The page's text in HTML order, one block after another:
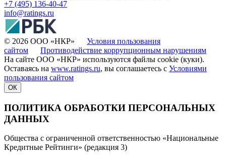
+7 (495) 136-40-47
info@ratings.ru
© 2026 ООО «НКР» Условия пользования
сайтом
Противодействие коррупционным нарушениям
На сайте ООО «НКР» используются файлы cookie (куки).
Оставаясь на www.ratings.ru, вы соглашаетесь с Условиями
пользования сайтом
ОК
ПОЛИТИКА ОБРАБОТКИ ПЕРСОНАЛЬНЫХ
ДАННЫХ
Общества с ограниченной ответственностью «Национальные
Кредитные Рейтинги» (редакция 3)